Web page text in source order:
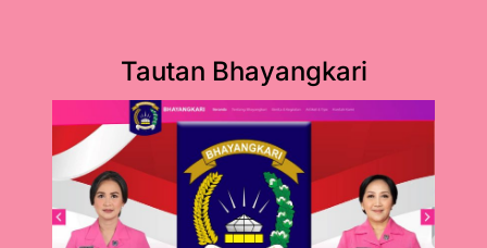
Tautan Bhayangkari